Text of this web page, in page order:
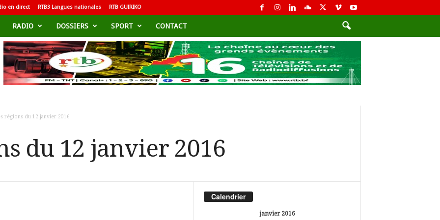
en direct RTB3 Langues nationales RTB GUIRIKO
RADIO DOSSIERS SPORT CONTACT
régions du 12 janvier 2016
du 12 janvier 2016
Calendrier
janvier 2016